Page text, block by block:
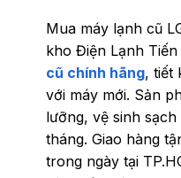
Mua máy lạnh cũ
kho Điện Lạnh
cũ chính hãng, tiết
với máy mới. Sản
lưỡng, vệ sinh
tháng. Giao hàng
trong ngày tại